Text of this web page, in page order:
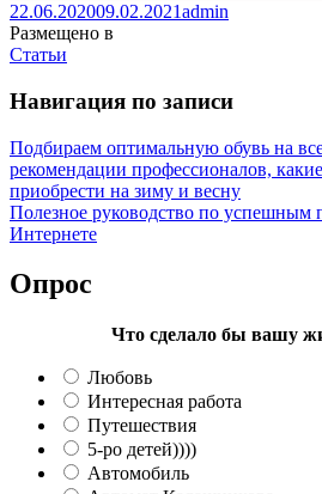
22.06.202009.02.2021admin
Размещено в
Статьи
Навигация по записи
Подбираем оптимальную обувь на
рекомендации профессионалов,
приобрести на зиму и весну
Полезное руководство по успешным
Интернете
Опрос
Что сделало бы вашу
Любовь
Интересная работа
Путешествия
5-ро детей))))
Автомобиль